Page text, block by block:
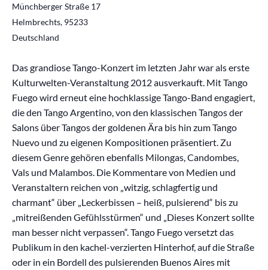
Münchberger Straße 17
Helmbrechts, 95233
Deutschland
Das grandiose Tango-Konzert im letzten Jahr war als erste
Kulturwelten-Veranstaltung 2012 ausverkauft. Mit Tango
Fuego wird erneut eine hochklassige Tango-Band engagiert,
die den Tango Argentino, von den klassischen Tangos der
Salons über Tangos der goldenen Ära bis hin zum Tango
Nuevo und zu eigenen Kompositionen präsentiert. Zu
diesem Genre gehören ebenfalls Milongas, Candombes,
Vals und Malambos. Die Kommentare von Medien und
Veranstaltern reichen von „witzig, schlagfertig und
charmant“ über „Leckerbissen – heiß, pulsierend“ bis zu
„mitreißenden Gefühlsstürmen“ und „Dieses Konzert sollte
man besser nicht verpassen“. Tango Fuego versetzt das
Publikum in den kachel-verzierten Hinterhof, auf die Straße
oder in ein Bordell des pulsierenden Buenos Aires mit